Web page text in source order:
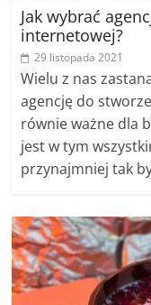
Jak wybrać
internetowej?
29 listopada 2021
Wielu z nas
agencję do
równie ważne dla
jest w tym
przynajmniej tak